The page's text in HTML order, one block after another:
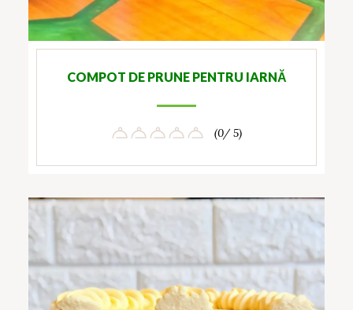
COMPOT DE PRUNE PENTRU IARNĂ
(0/ 5)